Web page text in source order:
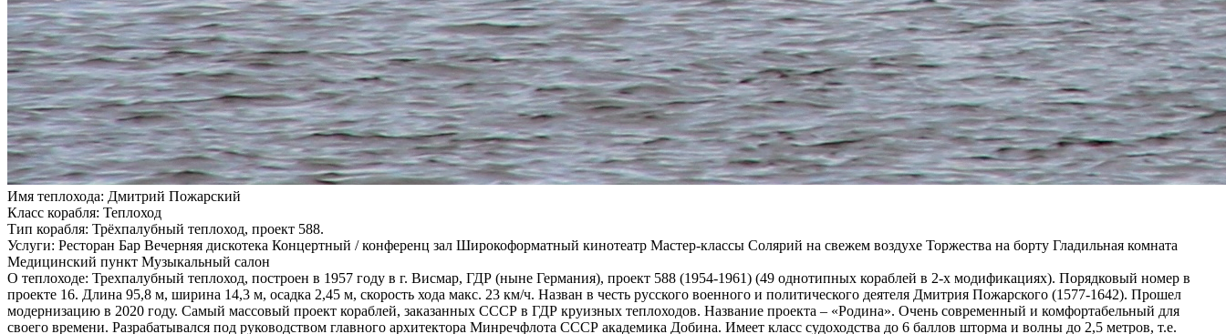
Имя теплохода: Дмитрий Пожарский
Класс корабля: Теплоход
Тип корабля: Трёхпалубный теплоход, проект 588.
Услуги: Ресторан Бар Вечерняя дискотека Концертный / конференц зал Широкоформатный кинотеатр Мастер-классы Солярий на свежем воздухе Торжества на борту Гладильная комната
Медицинский пункт Музыкальный салон
О теплоходе: Трехпалубный теплоход, построен в 1957 году в г. Висмар, ГДР (ныне Германия), проект 588 (1954-1961) (49 однотипных кораблей в 2-х модификациях). Порядковый номер в
проекте 16. Длина 95,8 м, ширина 14,3 м, осадка 2,45 м, скорость хода макс. 23 км/ч. Назван в честь русского военного и политического деятеля Дмитрия Пожарского (1577-1642). Прошел
модернизацию в 2020 году. Самый массовый проект кораблей, заказанных СССР в ГДР круизных теплоходов. Название проекта – «Родина». Очень современный и комфортабельный для
своего времени. Разрабатывался под руководством главного архитектора Минречфлота СССР академика Добина. Имеет класс судоходства до 6 баллов шторма и волны до 2,5 метров, т.е.